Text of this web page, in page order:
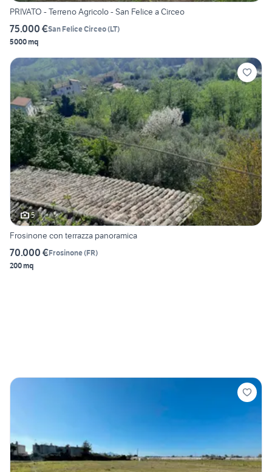
PRIVATO - Terreno Agricolo - San Felice a Circeo
75.000 €San Felice Circeo(LT)
5000 mq
5
Frosinone con terrazza panoramica
70.000 €Frosinone(FR)
200 mq